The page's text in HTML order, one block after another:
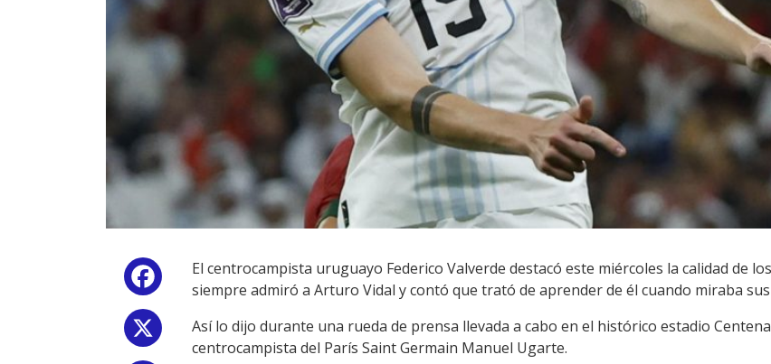
Facebook
El centrocampista uruguayo Federico Valverde destacó este miércoles la calidad de
siempre admiró a Arturo Vidal y contó que trató de aprender de él cuando miraba
Así lo dijo durante una rueda de prensa llevada a cabo en el histórico estadio
centrocampista del París Saint Germain Manuel Ugarte.